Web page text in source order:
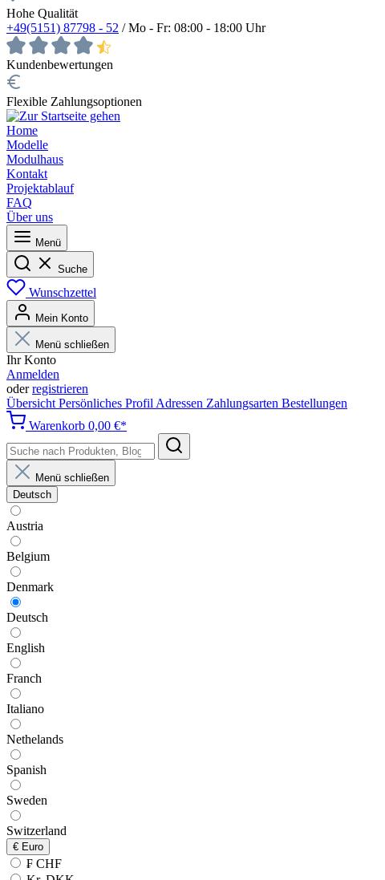
Hohe Qualität
+49(5151) 87798 - 52 / Mo - Fr: 08:00 - 18:00 Uhr
Kundenbewertungen
Flexible Zahlungsoptionen
Home
Modelle
Modulhaus
Kontakt
Projektablauf
FAQ
Über uns
Menü
Suche
Wunschzettel
Mein Konto
Menü schließen
Ihr Konto
Anmelden
oderregistrieren
Übersicht Persönliches Profil Adressen Zahlungsarten Bestellungen
Warenkorb 0,00 €*
Menü schließen
Deutsch
Austria
Belgium
Denmark
Deutsch
English
Franch
Italiano
Nethelands
Spanish
Sweden
Switzerland
€ Euro
₣ CHF